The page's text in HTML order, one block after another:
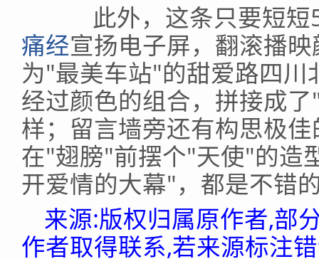
此外，这条只要短短
痛经宣扬电子屏，翻滚播
为"最美车站"的甜爱路四
经过颜色的组合，拼接成
样；留言墙旁还有构思极
在"翅膀"前摆个"天使"的造
开爱情的大幕"，都是不错
来源:版权归属原作者,部
作者取得联系,若来源标注